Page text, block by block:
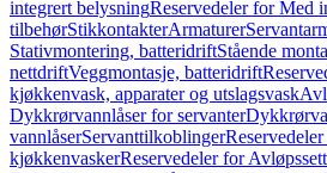
integrert belysningReservedeler for Med
tilbehørStikkontakterArmaturer
Stativmontering, batteridriftStående
nettdriftVeggmontasje, batteridrift
kjøkkenvask, apparater og utslagsvask
Dykkrørvannlåser for servanter
vannlåserServanttilkoblinger
kjøkkenvaskerReservedeler for